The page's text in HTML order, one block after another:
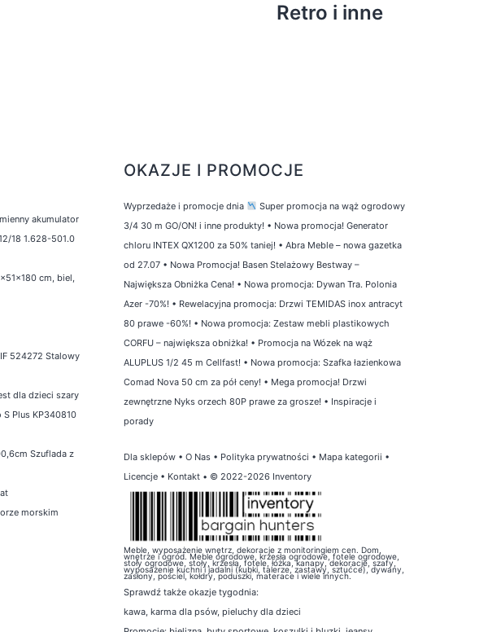
Retro i inne
akumulator
18 1.628-501.0
cm, biel,
524272 Stalowy
dla dzieci szary
S Plus KP340810
Szuflada z
morskim
OKAZJE I PROMOCJE
Wyprzedaże i promocje dnia
Super promocja na wąż ogrodowy
3/4 30 m GO/ON! i inne produkty! • Nowa promocja! Generator
chloru INTEX QX1200 za 50% taniej! • Abra Meble – nowa gazetka
od 27.07 • Nowa Promocja! Basen Stelażowy Bestway –
Największa Obniżka Cena! • Nowa promocja: Dywan Tra. Polonia
Azer -70%! • Rewelacyjna promocja: Drzwi TEMIDAS inox antracyt
80 prawe -60%! • Nowa promocja: Zestaw mebli plastikowych
CORFU – największa obniżka! • Promocja na Wózek na wąż
ALUPLUS 1/2 45 m Cellfast! • Nowa promocja: Szafka łazienkowa
Comad Nova 50 cm za pół ceny! • Mega promocja! Drzwi
zewnętrzne Nyks orzech 80P prawe za grosze! • Inspiracje i
porady
Dla sklepów • O Nas • Polityka prywatności • Mapa kategorii •
Licencje • Kontakt • © 2022-2026 Inventory
Meble, wyposażenie wnętrz, dekoracje z monitoringiem cen. Dom,
wnętrze i ogród. Meble ogrodowe, krzesła ogrodowe, fotele ogrodowe,
stoły ogrodowe, stoły, krzesła, fotele, łóżka, kanapy, dekoracje, szafy,
wyposażenie kuchni i jadalni (kubki, talerze, zastawy, sztućce), dywany,
zasłony, pościel, kołdry, poduszki, materace i wiele innych.
Sprawdź także okazje tygodnia:
kawa, karma dla psów, pieluchy dla dzieci